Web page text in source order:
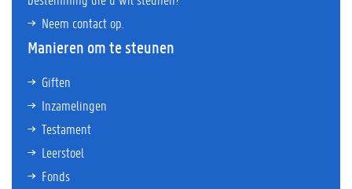
Neem contact op.
Manieren om te steunen
Giften
Inzamelingen
Testament
Leerstoel
Fonds